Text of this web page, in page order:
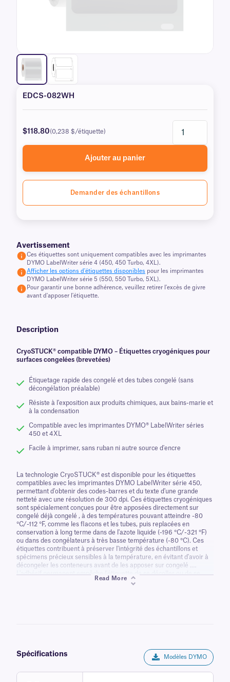
EDCS-082WH
$118.80(0,238 $/étiquette)
Ajouter au panier
Demander des échantillons
Avertissement
Ces étiquettes sont uniquement compatibles avec les imprimantes
DYMO LabelWriter série 4 (450, 450 Turbo, 4XL).
Afficher les options d'étiquettes disponibles pour les imprimantes
DYMO LabelWriter série 5 (550, 550 Turbo, 5XL).
Pour garantir une bonne adhérence, veuillez retirer l'excès de givre
avant d'apposer l'étiquette.
Description
CryoSTUCK® compatible DYMO – Étiquettes cryogéniques pour
surfaces congelées (brevetées)
Étiquetage rapide des congelé et des tubes congelé (sans
décongélation préalable)
Résiste à l'exposition aux produits chimiques, aux bains-marie et
à la condensation
Compatible avec les imprimantes DYMO® LabelWriter séries
450 et 4XL
Facile à imprimer, sans ruban ni autre source d'encre
La technologie CryoSTUCK® est disponible pour les étiquettes
compatibles avec les imprimantes DYMO LabelWriter série 450,
permettant d'obtenir des codes-barres et du texte d'une grande
netteté avec une résolution de 300 dpi. Ces étiquettes cryogéniques
sont spécialement conçues pour être apposées directement sur
congelé déjà congelé , à des températures pouvant atteindre -80
°C/-112 °F, comme les flacons et les tubes, puis replacées en
conservation à long terme dans de l'azote liquide (-196 °C/-321 °F)
ou dans des congélateurs à très basse température (-80 °C). Ces
étiquettes contribuent à préserver l'intégrité des échantillons et
spécimens précieux sensibles à la température, en évitant d'avoir à
décongeler les conteneurs avant de les apposer sur congelé .
L'adhésif permanent empêche l'étiquette de se décoller ou de se
déformer au fil du temps dans des conditions d'azote liquide et
Read More
Spécifications Modèles DYMO